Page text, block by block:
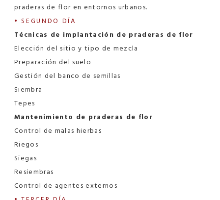
praderas de flor en entornos urbanos.
• SEGUNDO DÍA
Técnicas de implantación de praderas de flor
Elección del sitio y tipo de mezcla
Preparación del suelo
Gestión del banco de semillas
Siembra
Tepes
Mantenimiento de praderas de flor
Control de malas hierbas
Riegos
Siegas
Resiembras
Control de agentes externos